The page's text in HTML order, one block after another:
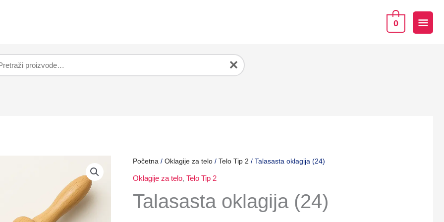
0
✕
Početna / Oklagije za telo / Telo Tip 2 / Talasasta oklagija (24)
Oklagije za telo, Telo Tip 2
Talasasta oklagija (24)